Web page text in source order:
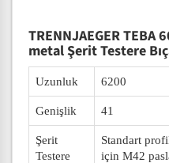
TRENNJAEGER
metal Şerit Testere
Uzunluk 6200
Genişlik 41
Şerit
Testere
Standart
için M42